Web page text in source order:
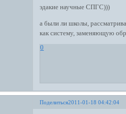
эдакие научные СПГС)))
а были ли школы,
как систему, заменяющую
0
Поделиться2011-01-18 04:42:04